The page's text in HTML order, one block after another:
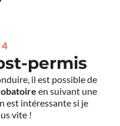
4
permis
il est possible de
en suivant une
est intéressante si je
vite !